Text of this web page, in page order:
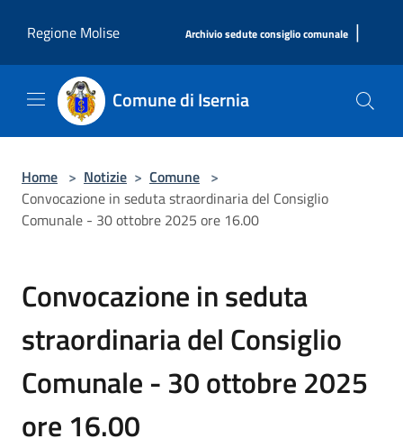
Regione Molise
Archivio sedute consiglio comunale |
Comune di Isernia
Home > Notizie > Comune >
Convocazione in seduta straordinaria del Consiglio
Comunale - 30 ottobre 2025 ore 16.00
Convocazione in seduta
straordinaria del Consiglio
Comunale - 30 ottobre 2025
ore 16.00